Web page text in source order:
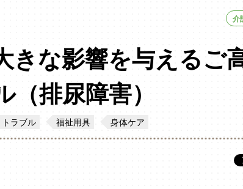
介
きな影響を与えるご
（排尿障害）
トラブル 福祉用具 身体ケア